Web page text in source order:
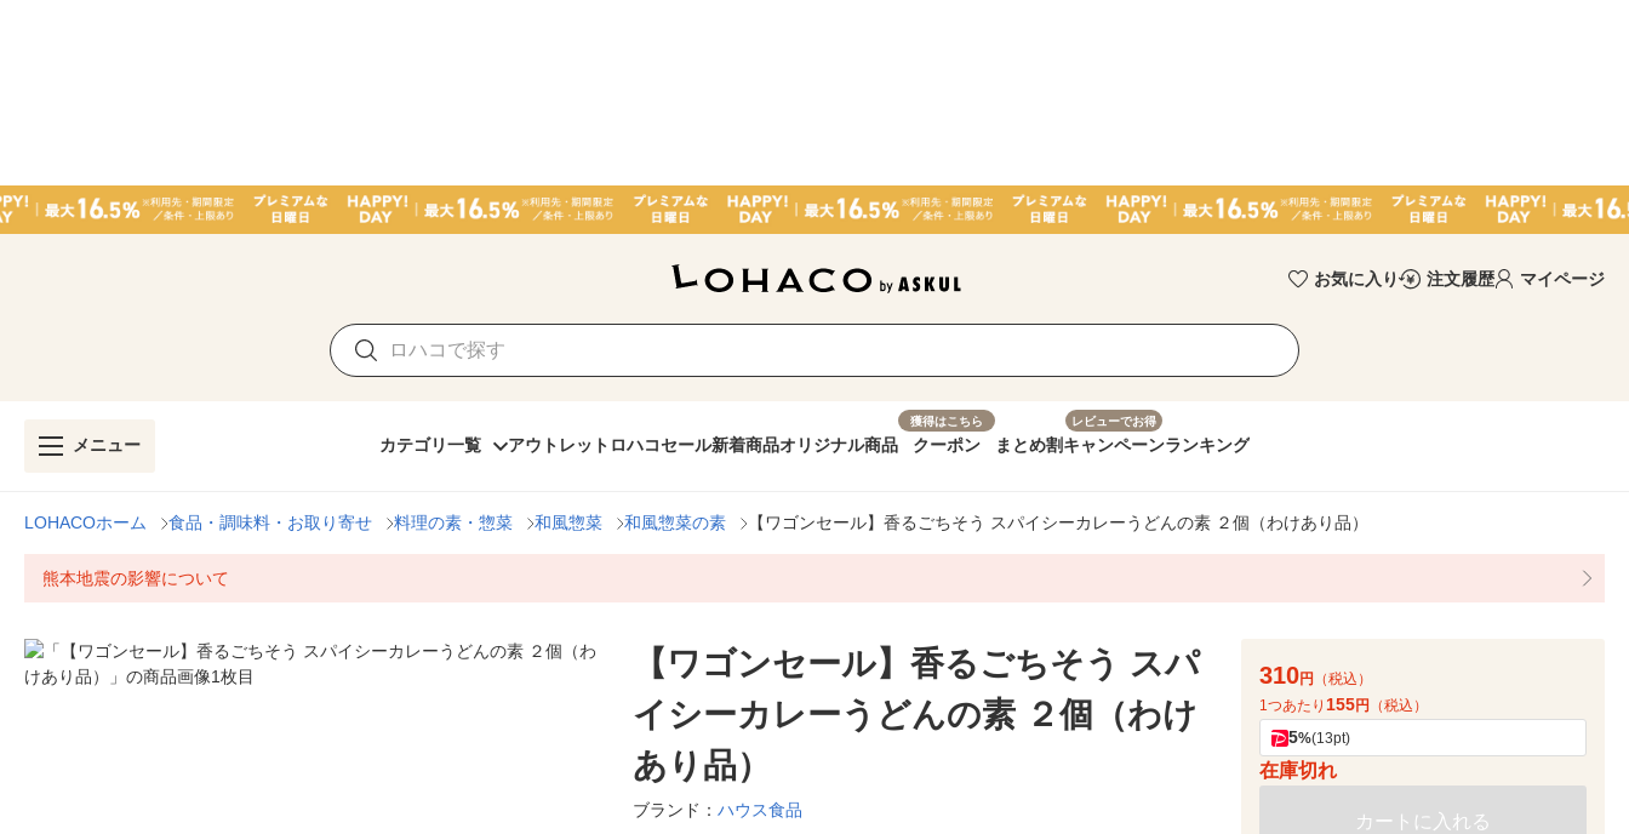
お気に入り 注文履歴 マイページ
メニュー カテゴリ一覧 アウトレット ロハコセール新着商品オリジナル商品
獲得はこちら
クーポン まとめ割
レビューでお得
キャンペーンランキング
LOHACOホーム 食品・調味料・お取り寄せ 料理の素・惣菜 和風惣菜 和風惣菜の素 【ワゴンセール】香るごちそう スパイシーカレーうどんの素 ２個（わけあり品）
熊本地震の影響について
【ワゴンセール】香るごちそう スパ
イシーカレーうどんの素 ２個（わけ
あり品）
ブランド： ハウス食品
310円
（税込）
1つあたり 155円 （税込）
5%(13pt)
在庫切れ
カートに入れる